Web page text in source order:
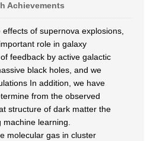
Achievements
of supernova explosions,
role in galaxy
feedback by active galactic
black holes, and we
In addition, we have
from the observed
structure of dark matter the
learning.
molecular gas in cluster